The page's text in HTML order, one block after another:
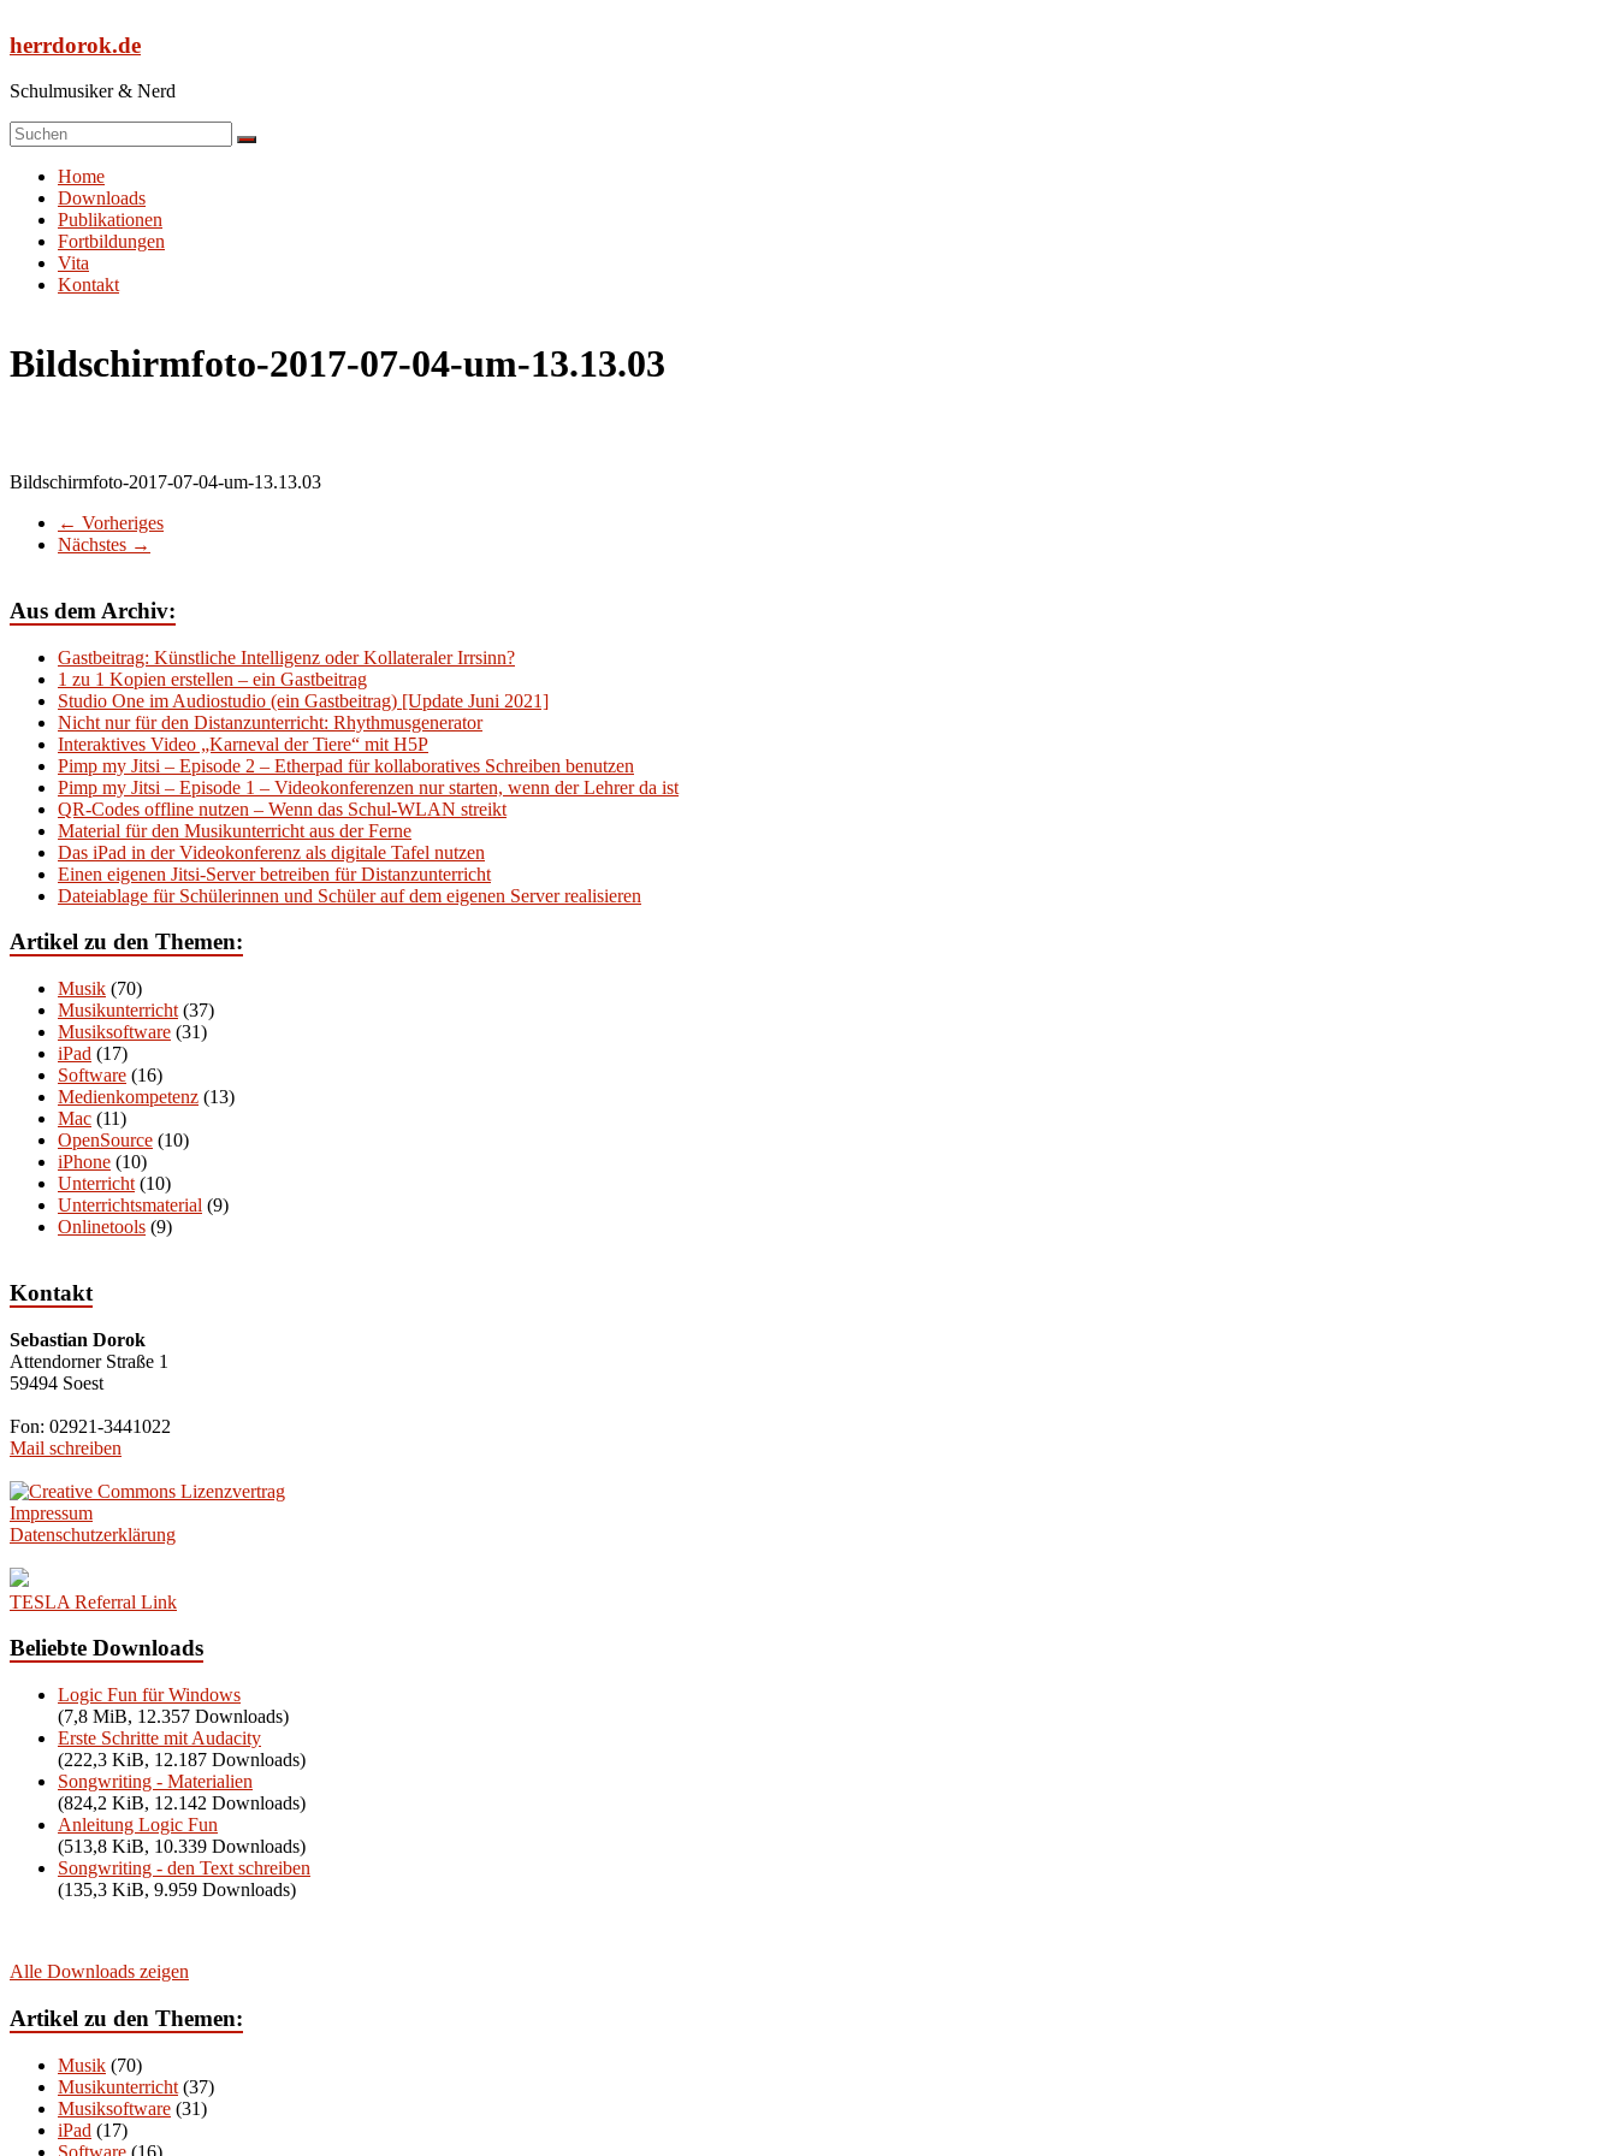
Inhalt
springen
herrdorok.de
Schulmusiker & Nerd
Menü
Home
Downloads
Publikationen
Fortbildungen
Vita
Kontakt
Bildschirmfoto-2017-07-04-um-13.13.03
Bildschirmfoto-2017-07-04-um-13.13.03
← Vorheriges
Nächstes →
Aus dem Archiv:
Gastbeitrag: Künstliche Intelligenz oder Kollateraler Irrsinn?
1 zu 1 Kopien erstellen – ein Gastbeitrag
Studio One im Audiostudio (ein Gastbeitrag) [Update Juni 2021]
Nicht nur für den Distanzunterricht: Rhythmusgenerator
Interaktives Video „Karneval der Tiere“ mit H5P
Pimp my Jitsi – Episode 2 – Etherpad für kollaboratives Schreiben benutzen
Pimp my Jitsi – Episode 1 – Videokonferenzen nur starten, wenn der Lehrer da ist
QR-Codes offline nutzen – Wenn das Schul-WLAN streikt
Material für den Musikunterricht aus der Ferne
Das iPad in der Videokonferenz als digitale Tafel nutzen
Einen eigenen Jitsi-Server betreiben für Distanzunterricht
Dateiablage für Schülerinnen und Schüler auf dem eigenen Server realisieren
Artikel zu den Themen:
Musik (70)
Musikunterricht (37)
Musiksoftware (31)
iPad (17)
Software (16)
Medienkompetenz (13)
Mac (11)
OpenSource (10)
iPhone (10)
Unterricht (10)
Unterrichtsmaterial (9)
Onlinetools (9)
Kontakt
Sebastian Dorok
Attendorner Straße 1
59494 Soest
Fon: 02921-3441022
Mail schreiben
Impressum
Datenschutzerklärung
TESLA Referral Link
Beliebte Downloads
Logic Fun für Windows
(7,8 MiB, 12.357 Downloads)
Erste Schritte mit Audacity
(222,3 KiB, 12.187 Downloads)
Songwriting - Materialien
(824,2 KiB, 12.142 Downloads)
Anleitung Logic Fun
(513,8 KiB, 10.339 Downloads)
Songwriting - den Text schreiben
(135,3 KiB, 9.959 Downloads)
Alle Downloads zeigen
Artikel zu den Themen:
Musik (70)
Musikunterricht (37)
Musiksoftware (31)
iPad (17)
Software (16)